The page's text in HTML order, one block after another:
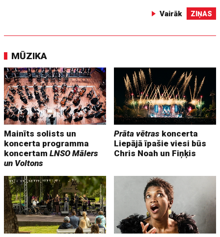
Vairāk ZIŅAS
MŪZIKA
Mainīts solists un
koncerta programma
koncertamLNSO Mālers
un Voltons
Prāta vētras koncerta
Liepājā īpašie viesi būs
Chris Noah un Fiņķis